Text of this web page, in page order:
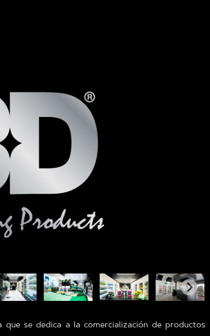
que se dedica a la comercialización de productos